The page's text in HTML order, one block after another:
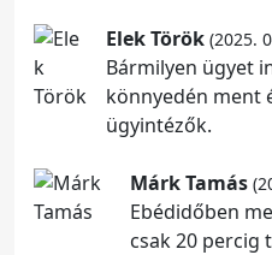
Elek Török (2025.
Bármilyen ügyet
könnyedén ment
ügyintézők.
Márk Tamás
Ebédidőben
csak 20 percig